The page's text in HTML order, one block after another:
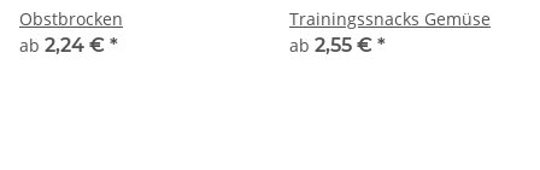
Obstbrocken
ab 2,24 € *
Trainingssnacks Gemüse
ab 2,55 € *